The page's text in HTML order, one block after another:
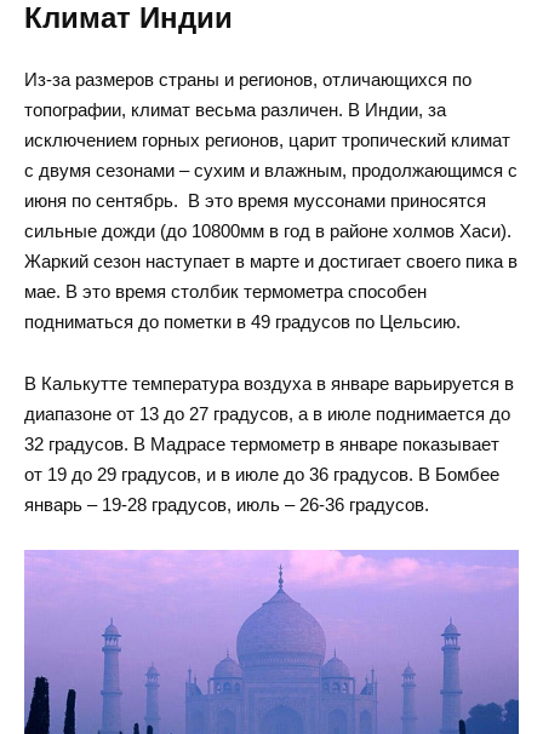
Климат Индии
Из-за размеров страны и регионов, отличающихся по
топографии, климат весьма различен. В Индии, за
исключением горных регионов, царит тропический климат
с двумя сезонами – сухим и влажным, продолжающимся с
июня по сентябрь. В это время муссонами приносятся
сильные дожди (до 10800мм в год в районе холмов Хаси).
Жаркий сезон наступает в марте и достигает своего пика в
мае. В это время столбик термометра способен
подниматься до пометки в 49 градусов по Цельсию.
В Калькутте температура воздуха в январе варьируется в
диапазоне от 13 до 27 градусов, а в июле поднимается до
32 градусов. В Мадрасе термометр в январе показывает
от 19 до 29 градусов, и в июле до 36 градусов. В Бомбее
январь – 19-28 градусов, июль – 26-36 градусов.